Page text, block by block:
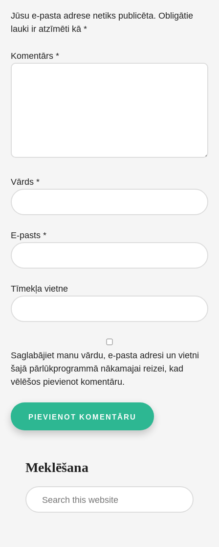
Interactions
Jūsu e-pasta adrese netiks publicēta. Obligātie
lauki ir atzīmēti kā*
Komentārs*
Vārds*
E-pasts*
Tīmekļa vietne
Saglabājiet manu vārdu, e-pasta adresi un vietni
šajā pārlūkprogrammā nākamajai reizei, kad
vēlēšos pievienot komentāru.
Sidebar
Meklēšana
Search
this
website